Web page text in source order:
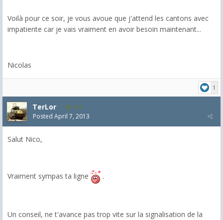
Voilà pour ce soir, je vous avoue que j'attend les cantons avec
impatiente car je vais vraiment en avoir besoin maintenant...
Nicolas
1
TerLor 114
Posted April 7, 2013
Salut Nico,
Vraiment sympas ta ligne .
Un conseil, ne t'avance pas trop vite sur la signalisation de la